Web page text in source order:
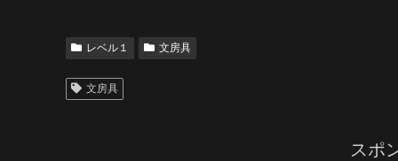
レベル１ 文房具
文房具
スポ